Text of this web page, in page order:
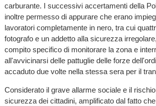
carburante. I successivi accertamenti della
inoltre permesso di appurare che erano
lavoratori completamente in nero, tra cui
fotografo e un addetto alla sicurezza
compito specifico di monitorare la zona e
all'avvicinarsi delle pattuglie delle forze
accaduto due volte nella stessa sera per il
Considerato il grave allarme sociale e il
sicurezza dei cittadini, amplificato dal fatto